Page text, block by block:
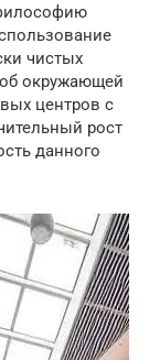
чистых
об окружающей
центров с
рост
данного